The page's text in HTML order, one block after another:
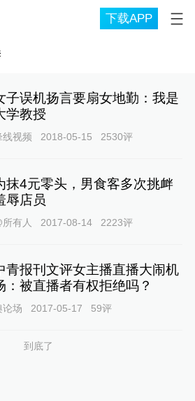
下载APP
子误机扬言要扇女地勤：我是
学教授
线视频 2018-05-15 2530评
抹4元零头，男食客多次挑衅
辱店员
所有人 2017-08-14 2223评
青报刊文评女主播直播大闹机
：被直播者有权拒绝吗？
论场 2017-05-17 59评
到底了